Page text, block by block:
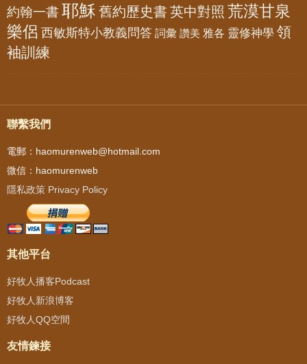
約翰一書耶穌 舊約歷史書 英中對照 荒漠甘泉
樂侶 西敏斯特小教義問答 詞彙 讚美 雅各 靈修神學 領
袖訓練
聯繫我們
電郵：haomurenweb@hotmail.com
微信：haomurenweb
隱私政策 Privacy Policy
其他平台
好牧人播客Podcast
好牧人新浪博客
好牧人QQ空間
友情鍊接